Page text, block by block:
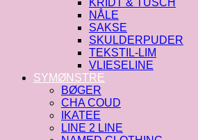
KRIDT & TUSCH
NÅLE
SAKSE
SKULDERPUDER
TEKSTIL-LIM
VLIESELINE
SYMØNSTRE
BØGER
CHA COUD
IKATEE
LINE 2 LINE